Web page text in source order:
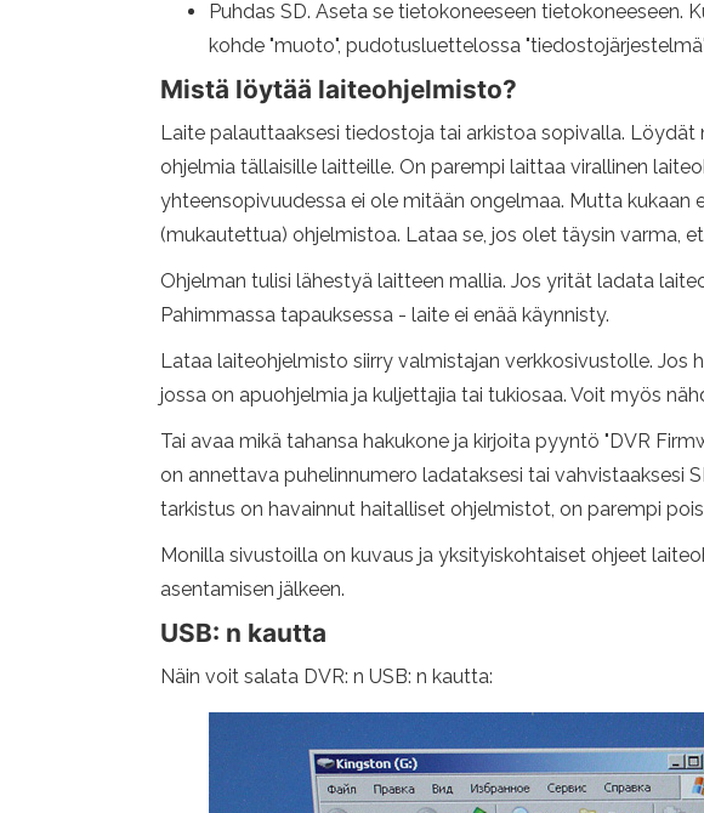
Puhdas SD. Aseta se tietokoneeseen tietokoneeseen.
kohde "muoto", pudotusluettelossa
Mistä löytää laiteohjelmisto?
Laite palauttaaksesi tiedostoja tai arkistoa sopivalla.
ohjelmia tällaisille laitteille. On parempi laittaa virallinen
yhteensopivuudessa ei ole mitään ongelmaa. Mutta
(mukautettua) ohjelmistoa. Lataa se, jos olet täysin varma,
Ohjelman tulisi lähestyä laitteen mallia. Jos yrität ladata
Pahimmassa tapauksessa - laite ei enää käynnisty.
Lataa laiteohjelmisto siirry valmistajan verkkosivustolle. Jos
jossa on apuohjelmia ja kuljettajia tai tukiosaa. Voit myös
Tai avaa mikä tahansa hakukone ja kirjoita pyyntö "DVR
on annettava puhelinnumero ladataksesi tai vahvistaaksesi
tarkistus on havainnut haitalliset ohjelmistot, on parempi
Monilla sivustoilla on kuvaus ja yksityiskohtaiset ohjeet
asentamisen jälkeen.
USB: n kautta
Näin voit salata DVR: n USB: n kautta: